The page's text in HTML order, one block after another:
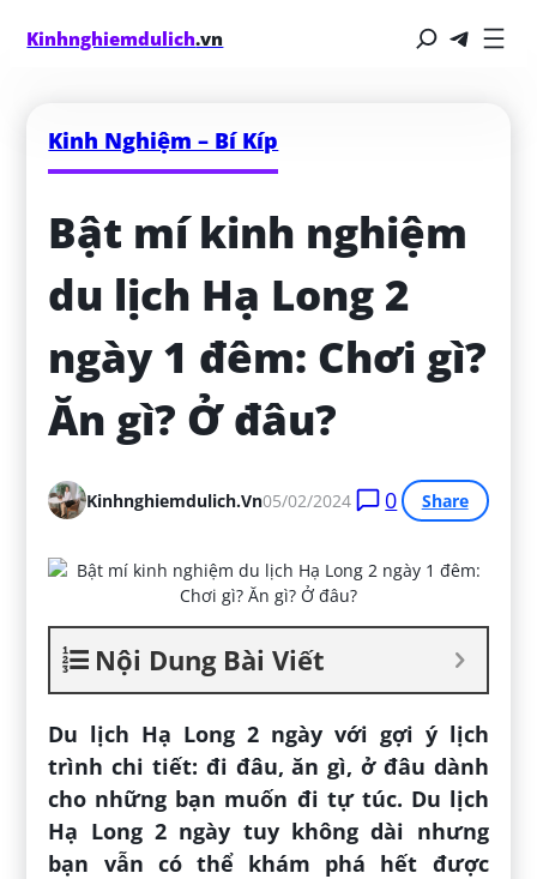
Kinhnghiemdulich.vn
Kinh Nghiệm – Bí Kíp
Bật mí kinh nghiệm
du lịch Hạ Long 2
ngày 1 đêm: Chơi gì?
Ăn gì? Ở đâu?
Kinhnghiemdulich.vn05/02/2024 0 Share
Nội Dung Bài Viết
Du lịch Hạ Long 2 ngày với gợi ý lịch
trình chi tiết: đi đâu, ăn gì, ở đâu dành
cho những bạn muốn đi tự túc. Du lịch
Hạ Long 2 ngày tuy không dài nhưng
bạn vẫn có thể khám phá hết được